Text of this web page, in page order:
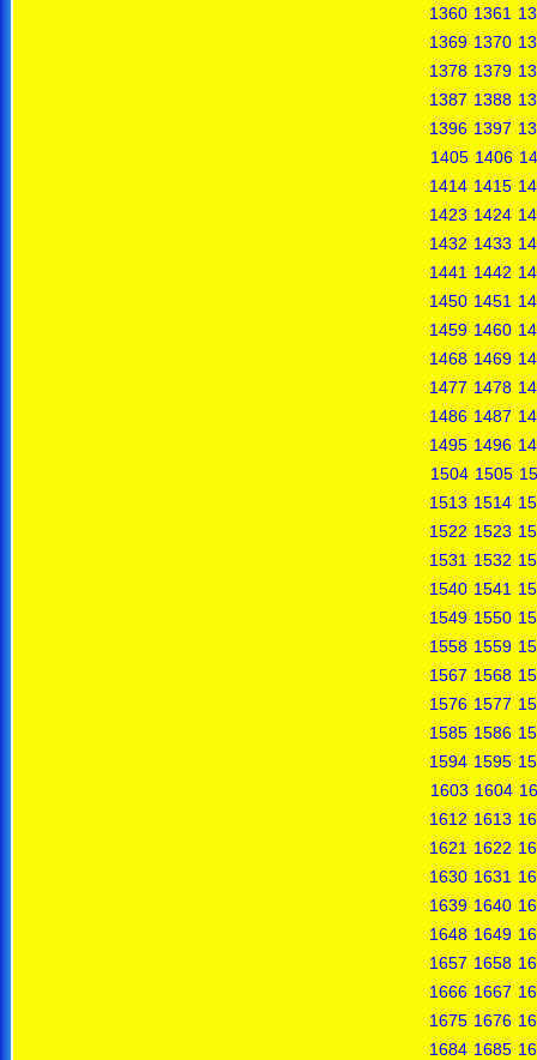
1360 1361
1369 1370
1378 1379
1387 1388
1396 1397
1405 1406
1414 1415
1423 1424
1432 1433
1441 1442
1450 1451
1459 1460
1468 1469
1477 1478
1486 1487
1495 1496
1504 1505
1513 1514
1522 1523
1531 1532
1540 1541
1549 1550
1558 1559
1567 1568
1576 1577
1585 1586
1594 1595
1603 1604
1612 1613
1621 1622
1630 1631
1639 1640
1648 1649
1657 1658
1666 1667
1675 1676
1684 1685